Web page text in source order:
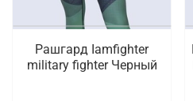
Рашгард Iamfighter
military fighter Черный